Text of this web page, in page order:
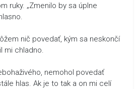
ruky. „Zmenilo by sa úplne
nič povedať, kým sa neskončí
mi chladno.
nemohol povedať
hlas. Ak je to tak a on mi celí